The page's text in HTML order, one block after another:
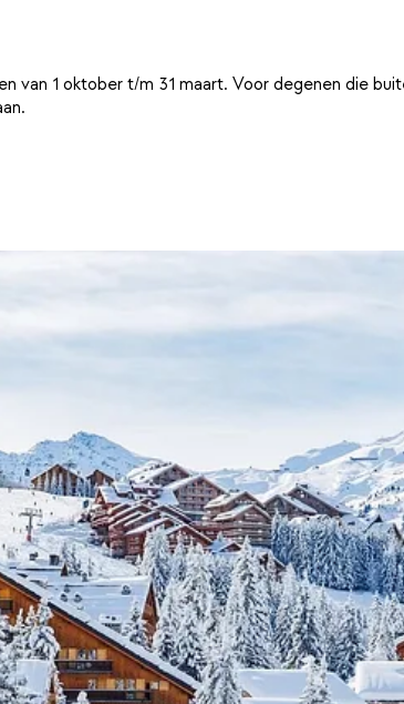
van 1 oktober t/m 31 maart. Voor degenen die